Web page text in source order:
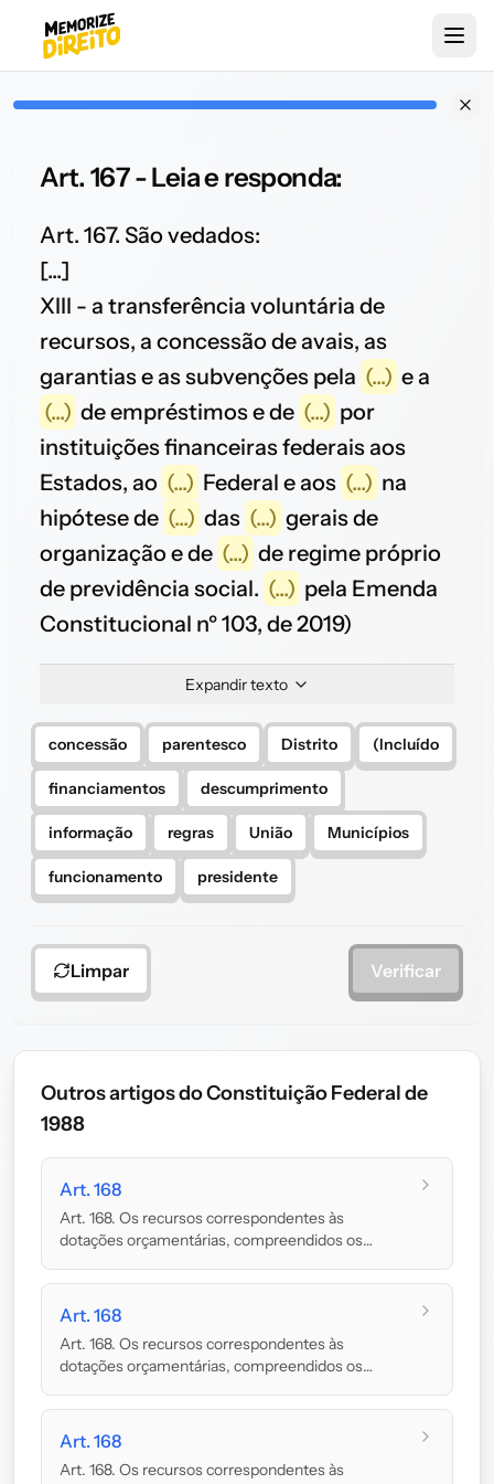
Art. 167 - Leia e responda:
Art. 167. São vedados:
[...]
XIII - a transferência voluntária de
recursos, a concessão de avais, as
garantias e as subvenções pela (...) e a
(...) de empréstimos e de (...) por
instituições financeiras federais aos
Estados, ao (...) Federal e aos (...) na
hipótese de (...) das (...) gerais de
organização e de (...) de regime próprio
de previdência social. (...) pela Emenda
Constitucional nº 103, de 2019)
Expandir texto
concessão parentesco Distrito (Incluído
financiamentos descumprimento
informação regras União Municípios
funcionamento presidente
Limpar Verificar
Outros artigos do Constituição Federal de
1988
Art. 168
Art. 168. Os recursos correspondentes às
dotações orçamentárias, compreendidos os
Art. 168
Art. 168. Os recursos correspondentes às
dotações orçamentárias, compreendidos os
Art. 168
Art. 168. Os recursos correspondentes às